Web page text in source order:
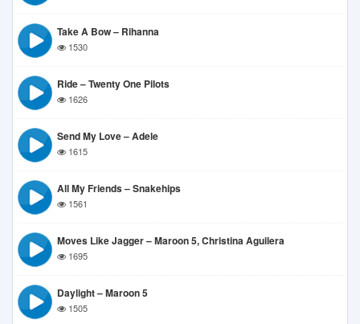
Take A Bow – Rihanna
1530
Ride – Twenty One Pilots
1626
Send My Love – Adele
1615
All My Friends – Snakehips
1561
Moves Like Jagger – Maroon 5, Christina Aguilera
1695
Daylight – Maroon 5
1505